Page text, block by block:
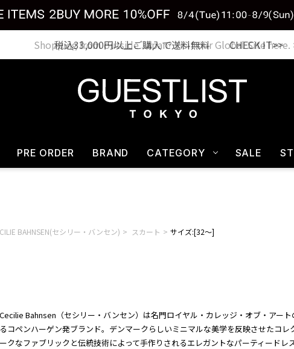
税込33,000円以上ご購入で送料無料 CHECK IT>>
PRE ORDER BRAND CATEGORY SALE
BAHNSEN(セシリー・バンセン) スカート サイズ:[32～]
Cecilie Bahnsen（セシリー・バンセン）は名門ロイヤル・カレッジ・オブ・アー
るコペンハーゲン発ブランド。デンマークらしいミニマルな美学を反映させたコ
ークなファブリックと伝統技術によって手作りされるエレガントなパーティード